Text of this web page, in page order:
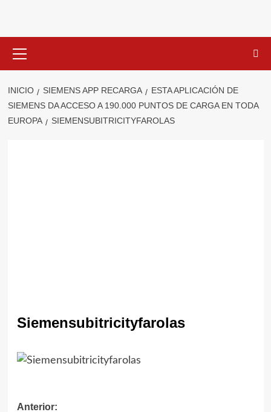
contenido
primario
INICIO SIEMENS APP RECARGA
ESTA APLICACIÓN DE
SIEMENS DA ACCESO A 190.000 PUNTOS DE CARGA EN TODA
EUROPA
SIEMENSUBITRICITYFAROLAS
Siemensubitricityfarolas
Anterior: